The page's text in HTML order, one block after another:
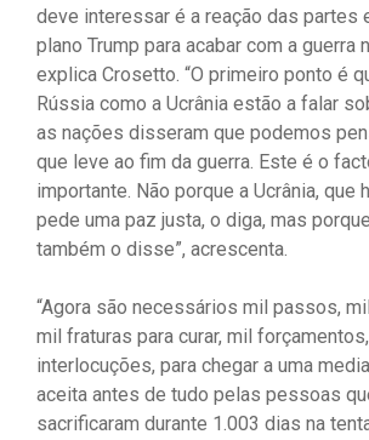
deve interessar é a reação das partes
plano Trump para acabar com a guerra
explica Crosetto. “O primeiro ponto é
Rússia como a Ucrânia estão a falar
as nações disseram que podemos
que leve ao fim da guerra. Este é o
importante. Não porque a Ucrânia, que
pede uma paz justa, o diga, mas
também o disse”, acrescenta.
“Agora são necessários mil passos,
mil fraturas para curar, mil
interlocuções, para chegar a uma
aceita antes de tudo pelas pessoas
sacrificaram durante 1.003 dias na